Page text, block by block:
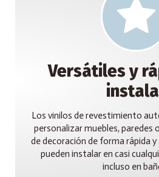
Versátiles y
Los vinilos de revestimiento
personalizar muebles, paredes
de decoración de forma rápida
pueden instalar en casi
incluso en